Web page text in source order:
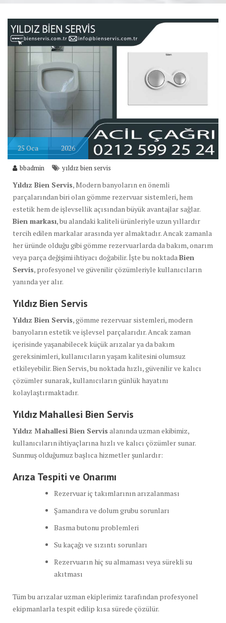
25 Oca 2026
bbadmin yıldız bien servis
Yıldız Bien Servis, Modern banyoların en önemli
parçalarından biri olan gömme rezervuar sistemleri, hem
estetik hem de işlevsellik açısından büyük avantajlar sağlar.
Bien markası, bu alandaki kaliteli ürünleriyle uzun yıllardır
tercih edilen markalar arasında yer almaktadır. Ancak zamanla
her üründe olduğu gibi gömme rezervuarlarda da bakım, onarım
veya parça değişimi ihtiyacı doğabilir. İşte bu noktada Bien
Servis, profesyonel ve güvenilir çözümleriyle kullanıcıların
yanında yer alır.
Yıldız Bien Servis
Yıldız Bien Servis, gömme rezervuar sistemleri, modern
banyoların estetik ve işlevsel parçalarıdır. Ancak zaman
içerisinde yaşanabilecek küçük arızalar ya da bakım
gereksinimleri, kullanıcıların yaşam kalitesini olumsuz
etkileyebilir. Bien Servis, bu noktada hızlı, güvenilir ve kalıcı
çözümler sunarak, kullanıcıların günlük hayatını
kolaylaştırmaktadır.
Yıldız Mahallesi Bien Servis
Yıldız Mahallesi Bien Servis alanında uzman ekibimiz,
kullanıcıların ihtiyaçlarına hızlı ve kalıcı çözümler sunar.
Sunmuş olduğumuz başlıca hizmetler şunlardır:
Arıza Tespiti ve Onarımı
Rezervuar iç takımlarının arızalanması
Şamandıra ve dolum grubu sorunları
Basma butonu problemleri
Su kaçağı ve sızıntı sorunları
Rezervuarın hiç su almaması veya sürekli su
akıtması
Tüm bu arızalar uzman ekiplerimiz tarafından profesyonel
ekipmanlarla tespit edilip kısa sürede çözülür.